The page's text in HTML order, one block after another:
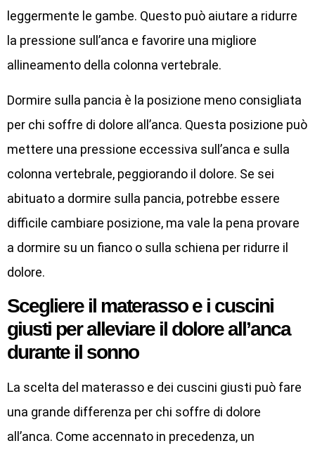
leggermente le gambe. Questo può aiutare a ridurre
la pressione sull’anca e favorire una migliore
allineamento della colonna vertebrale.
Dormire sulla pancia è la posizione meno consigliata
per chi soffre di dolore all’anca. Questa posizione può
mettere una pressione eccessiva sull’anca e sulla
colonna vertebrale, peggiorando il dolore. Se sei
abituato a dormire sulla pancia, potrebbe essere
difficile cambiare posizione, ma vale la pena provare
a dormire su un fianco o sulla schiena per ridurre il
dolore.
Scegliere il materasso e i cuscini
giusti per alleviare il dolore all’anca
durante il sonno
La scelta del materasso e dei cuscini giusti può fare
una grande differenza per chi soffre di dolore
all’anca. Come accennato in precedenza, un